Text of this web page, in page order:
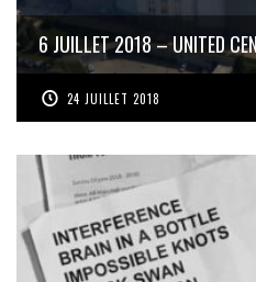
6 JUILLET 2018 – UNITED
24 JUILLET 2018